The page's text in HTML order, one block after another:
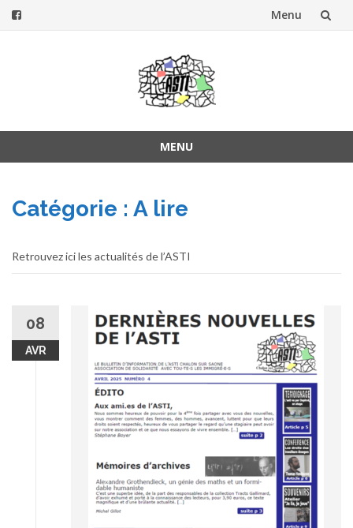
Menu
MENU
contenu
Catégorie : A lire
Retrouvez ici les actualités de l’ASTI
08
AVR